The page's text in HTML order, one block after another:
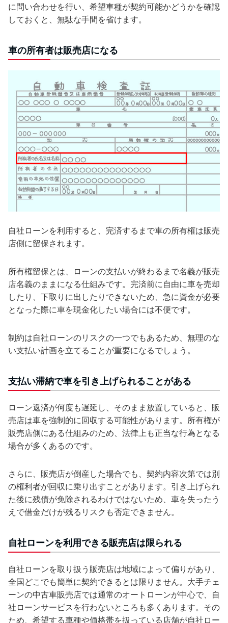
に問い合わせを行い、希望車種が契約可能かどうかを確認
しておくと、無駄な手間を省けます。
車の所有者は販売店になる
自社ローンを利用すると、完済するまで車の所有権は販売
店側に留保されます。
所有権留保とは、ローンの支払いが終わるまで名義が販売
店名義のままになる仕組みです。完済前に自由に車を売却
したり、下取りに出したりできないため、急に資金が必要
となった際に車を現金化したい場合には不便です。
制約は自社ローンのリスクの一つでもあるため、無理のな
い支払い計画を立てることが重要になるでしょう。
支払い滞納で車を引き上げられることがある
ローン返済が何度も遅延し、そのまま放置していると、販
売店は車を強制的に回収する可能性があります。所有権が
販売店側にある仕組みのため、法律上も正当な行為となる
場合が多くあるのです。
さらに、販売店が倒産した場合でも、契約内容次第では別
の権利者が回収に乗り出すことがあります。引き上げられ
た後に残債が免除されるわけではないため、車を失ったう
えで借金だけが残るリスクも否定できません。
自社ローンを利用できる販売店は限られる
自社ローンを取り扱う販売店は地域によって偏りがあり、
全国どこでも簡単に契約できるとは限りません。大手チェ
ーンの中古車販売店では通常のオートローンが中心で、自
社ローンサービスを行わないところも多くあります。その
ため、希望する車種や価格帯を扱っている店舗が自社ロー